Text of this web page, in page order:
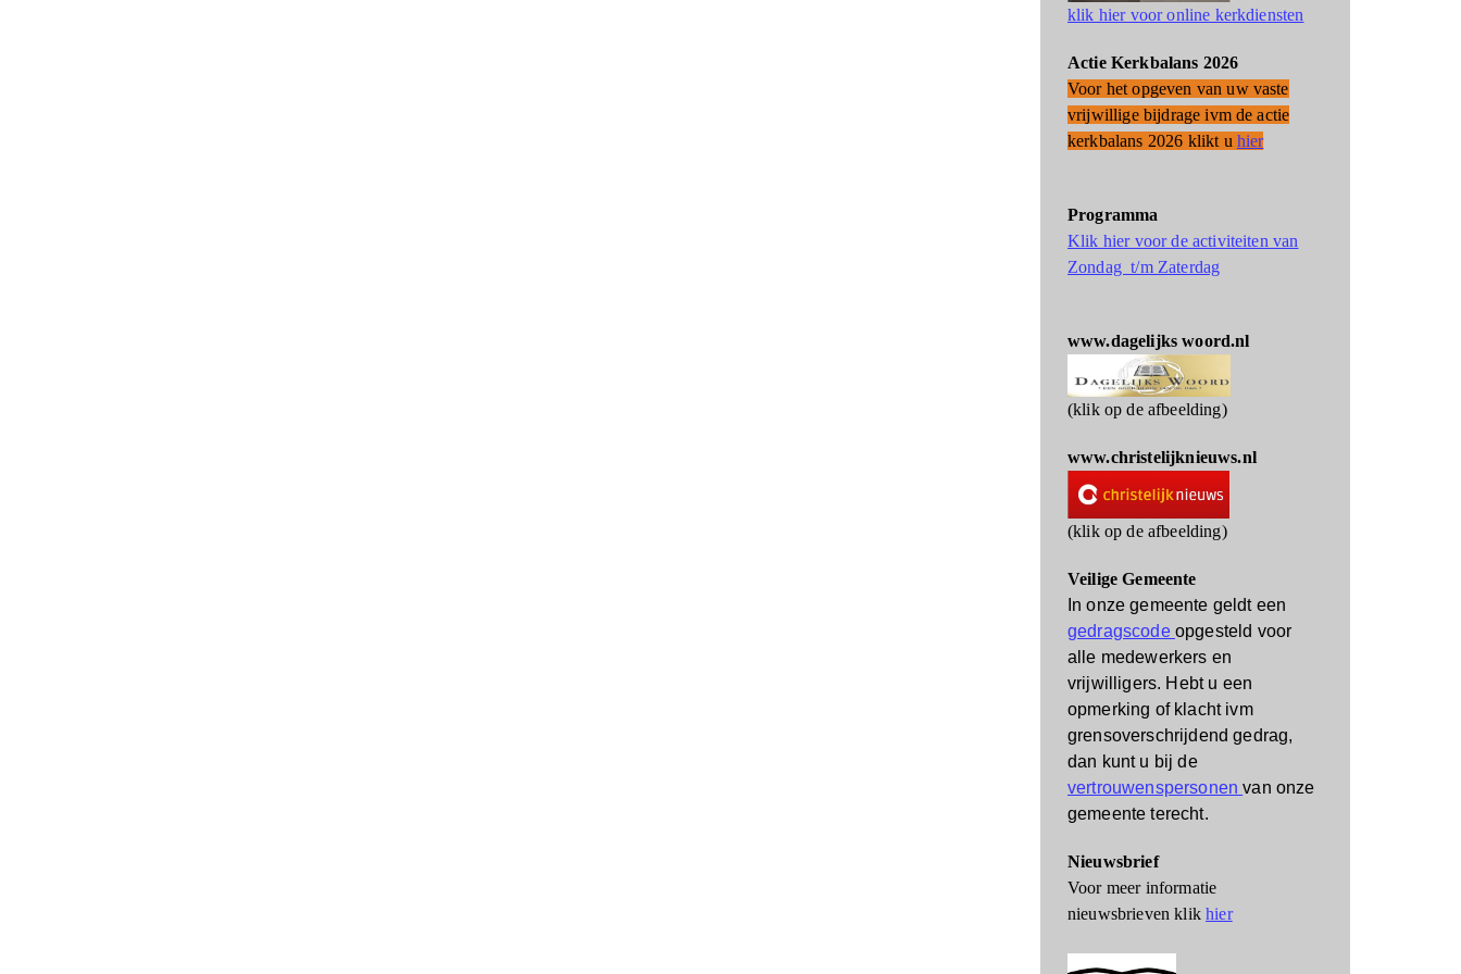
klik hier voor online kerkdiensten
Actie Kerkbalans 2026
Voor het opgeven van uw vaste
vrijwillige bijdrage ivm de actie
kerkbalans 2026 klikt u hier
Programma
Klik hier voor de activiteiten van
Zondag t/m Zaterdag
www.dagelijks woord.nl
(klik op de afbeelding)
www.christelijknieuws.nl
(klik op de afbeelding)
Veilige Gemeente
In onze gemeente geldt een
gedragscode opgesteld voor
alle medewerkers en
vrijwilligers. Hebt u een
opmerking of klacht ivm
grensoverschrijdend gedrag,
dan kunt u bij de
vertrouwenspersonenvan onze
gemeente terecht.
Nieuwsbrief
Voor meer informatie
nieuwsbrieven klikhier